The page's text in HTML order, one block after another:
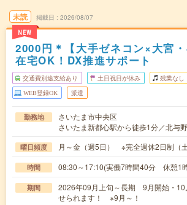
未読
NEW
掲載日 2026/08/07
2000円＊【大手ゼネコン×大宮・
在宅OK！DX推進サポート
交通費別途支給あり 土日祝日が休み 残業なし
WEB登録OK 派遣
勤務地
さいたま市中央区
さいたま新都心駅から徒歩1分／北与
曜日頻度 月～金（週5日） ※完全週休2日制（土
時間 08:30～17:10(実働7時間40分 休憩1
期間
2026年09月上旬～長期 9月開始・
せられます！ ※9月～！